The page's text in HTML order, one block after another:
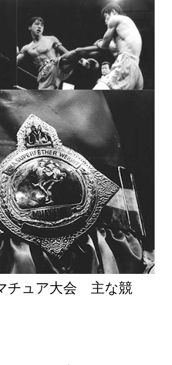
チュア大会 主な競